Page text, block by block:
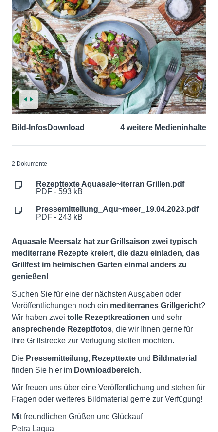
Bild-InfosDownload 4 weitere Medieninhalte
2 Dokumente
Rezepttexte Aquasale~iterran Grillen.pdf
PDF - 593 kB
Pressemitteilung_Aqu~meer_19.04.2023.pdf
PDF - 243 kB
Aquasale Meersalz hat zur Grillsaison zwei typisch
mediterrane Rezepte kreiert, die dazu einladen, das
Grillfest im heimischen Garten einmal anders zu
genießen!
Suchen Sie für eine der nächsten Ausgaben oder
Veröffentlichungen noch ein mediterranes Grillgericht?
Wir haben zwei tolle Rezeptkreationen und sehr
ansprechende Rezeptfotos, die wir Ihnen gerne für
Ihre Grillstrecke zur Verfügung stellen möchten.
Die Pressemitteilung, Rezepttexte und Bildmaterial
finden Sie hier im Downloadbereich.
Wir freuen uns über eine Veröffentlichung und stehen für
Fragen oder weiteres Bildmaterial gerne zur Verfügung!
Mit freundlichen Grüßen und Glückauf
Petra Laqua